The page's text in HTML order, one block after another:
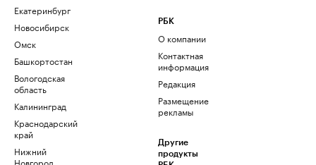
Екатеринбург
Новосибирск
Омск
Башкортостан
Вологодская
область
Калининград
Краснодарский
край
Нижний
Новгород
РБК
О компании
Контактная
информация
Редакция
Размещение
рекламы
Другие
продукты